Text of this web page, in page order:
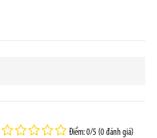
Điểm: 0/5 (0 đánh giá)